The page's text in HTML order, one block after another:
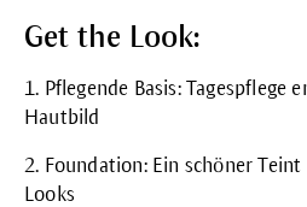
Get the Look:
1. Pflegende Basis: Tagespflege
Hautbild
2. Foundation: Ein schöner
Looks